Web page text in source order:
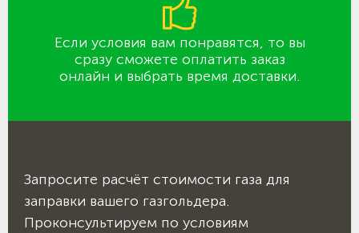
Если условия вам понравятся, то вы
сразу сможете оплатить заказ
онлайн и выбрать время доставки.
Запросите расчёт стоимости газа для
заправки вашего газгольдера.
Проконсультируем по условиям